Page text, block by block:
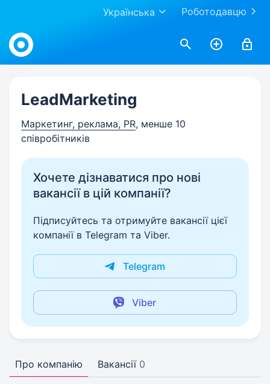
Роботодавцю
Українська
Work.ua
LeadMarketing
Маркетинг, реклама, PR, менше 10
співробітників
Хочете дізнаватися про нові
вакансії в цій компанії?
Підписуйтесь та отримуйте вакансії цієї
компанії в Telegram та Viber.
Telegram
Viber
Про компанію Вакансії 0